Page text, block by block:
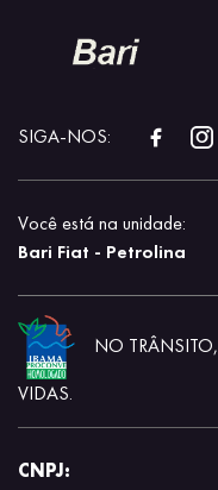
SIGA-NOS:
Você está na unidade:
Bari Fiat - Petrolina
NO
VIDAS.
CNPJ: